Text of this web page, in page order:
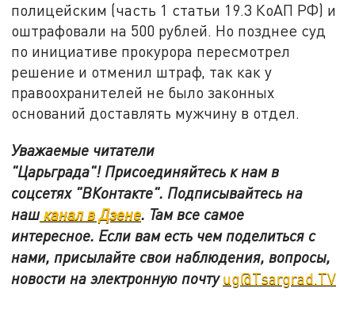
полицейским (часть 1 статьи 19.3 КоАП РФ) и
оштрафовали на 500 рублей. Но позднее суд
по инициативе прокурора пересмотрел
решение и отменил штраф, так как у
правоохранителей не было законных
оснований доставлять мужчину в отдел.
Уважаемые читатели
"Царьграда"! Присоединяйтесь к нам в
соцсетях "ВКонтакте". Подписывайтесь на
нашканал в Дзене. Там все самое
интересное. Если вам есть чем поделиться с
нами, присылайте свои наблюдения, вопросы,
новости на электронную почтуug@Tsargrad.TV